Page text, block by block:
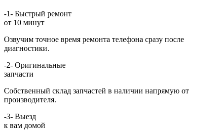
-1- Быстрый ремонт
от 10 минут
Озвучим точное время ремонта телефона сразу после
диагностики.
-2- Оригинальные
запчасти
Собственный склад запчастей в наличии напрямую от
производителя.
-3- Выезд
к вам домой